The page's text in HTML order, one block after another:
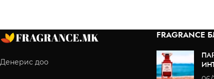
Денерис доо
FRAGRANCE